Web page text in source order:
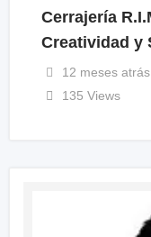
Cerrajería
Creatividad y
12 meses atrás
135 Views